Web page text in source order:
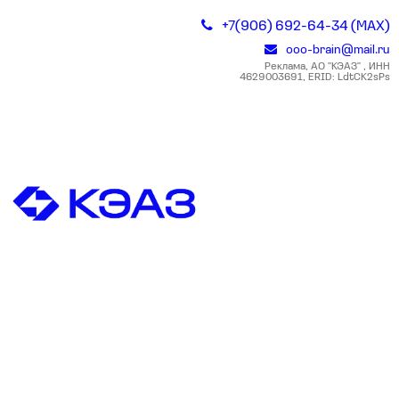
+7(906) 692-64-34 (MAX)
ooo-brain@mail.ru
Реклама, АО "КЭАЗ" , ИНН
4629003691, ERID: LdtCK2sPs